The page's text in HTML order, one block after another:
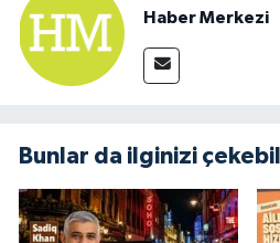
Haber Merkezi
Bunlar da ilginizi